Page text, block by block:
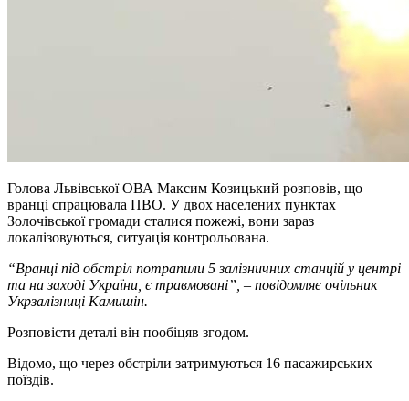
Голова Львівської ОВА Максим Козицький розповів, що
вранці спрацювала ПВО. У двох населених пунктах
Золочівської громади сталися пожежі, вони зараз
локалізовуються, ситуація контрольована.
“Вранці під обстріл потрапили 5 залізничних станцій у центрі
та на заході України, є травмовані”, – повідомляє очільник
Укрзалізниці Камишін.
Розповісти деталі він пообіцяв згодом.
Відомо, що через обстріли затримуються 16 пасажирських
поїздів.